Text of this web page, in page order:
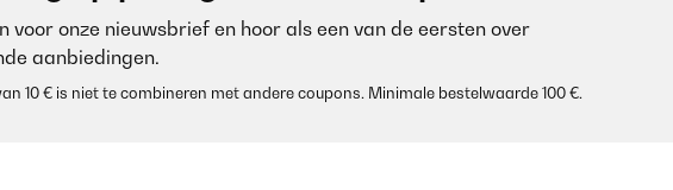
voor onze nieuwsbrief en hoor als een van de eersten over
aanbiedingen.
10 € is niet te combineren met andere coupons. Minimale bestelwaarde 100 €.